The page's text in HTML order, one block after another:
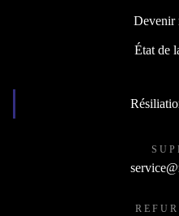
Devenir
État de